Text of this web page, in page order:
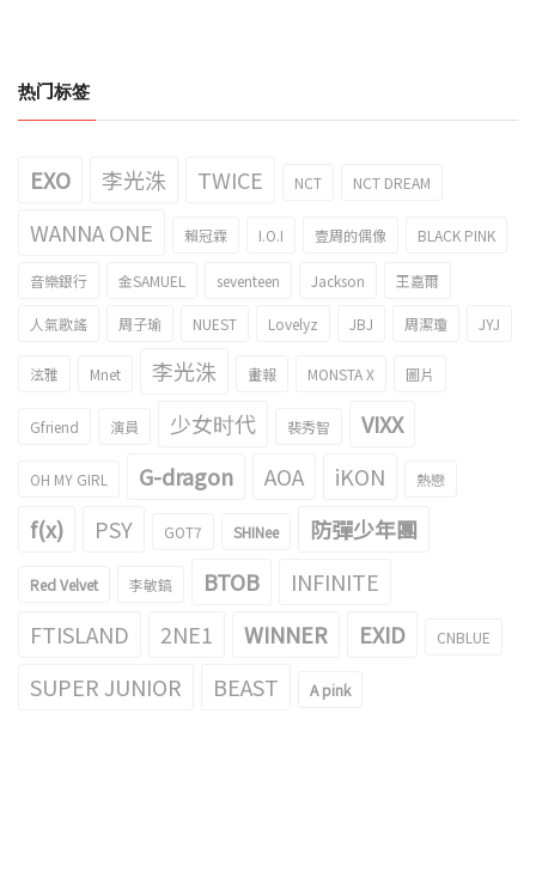
热门标签
EXO 李光洙 TWICE NCT NCT DREAM
WANNA ONE 賴冠霖 I.O.I 壹周的偶像 BLACK PINK
音樂銀行 金SAMUEL seventeen Jackson 王嘉爾
人氣歌謠 周子瑜 NUEST Lovelyz JBJ 周潔瓊 JYJ
泫雅 Mnet 李光洙 畫報 MONSTA X 圖片
Gfriend 演員 少女时代 裴秀智 VIXX
OH MY GIRL G-dragon AOA iKON 熱戀
f(x) PSY GOT7 SHINee 防彈少年團
Red Velvet 李敏鎬 BTOB
INFINITE
FTISLAND
2NE1 WINNER EXID CNBLUE
SUPER JUNIOR BEAST A pink